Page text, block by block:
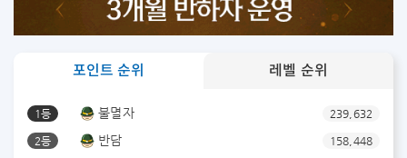
포인트 순위 레벨 순위
1등 불멸자 239,632
2등 반담 158,448